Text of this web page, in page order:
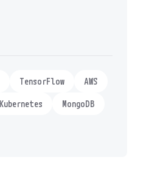
TensorFlow AWS
Kubernetes MongoDB